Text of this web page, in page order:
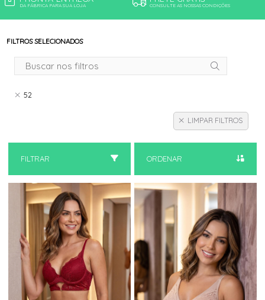
DA FÁBRICA PARA SUA LOJA CONSULTE AS NOSSAS CONDIÇÕES
FILTROS SELECIONADOS
52
LIMPAR FILTROS
FILTRAR ORDENAR